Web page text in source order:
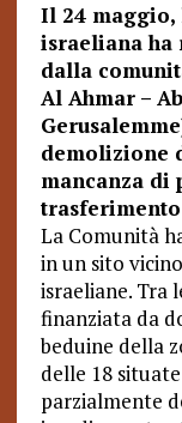
Il 24 maggio,
israeliana ha
dalla
Al Ahmar –
demolizione
mancanza di
La Comunità
in un sito
israeliane. Tra
finanziata da
beduine della
delle 18
parzialmente